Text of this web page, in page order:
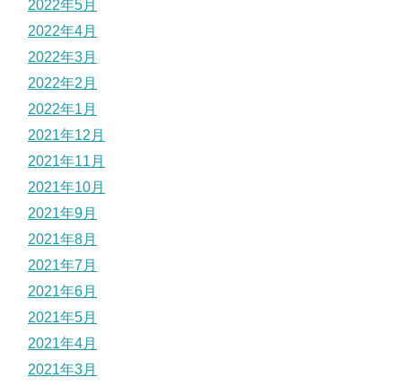
2022年5月
2022年4月
2022年3月
2022年2月
2022年1月
2021年12月
2021年11月
2021年10月
2021年9月
2021年8月
2021年7月
2021年6月
2021年5月
2021年4月
2021年3月